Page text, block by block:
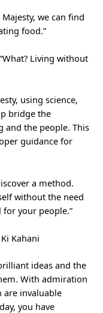
we can find
food.”
Living without
using science,
bridge the
and the people. This
guidance for
a method.
without the need
your people.”
Kahani
ideas and the
With admiration
are invaluable
you have